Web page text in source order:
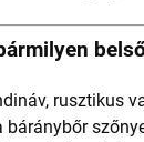
rusztikus
báránybőr